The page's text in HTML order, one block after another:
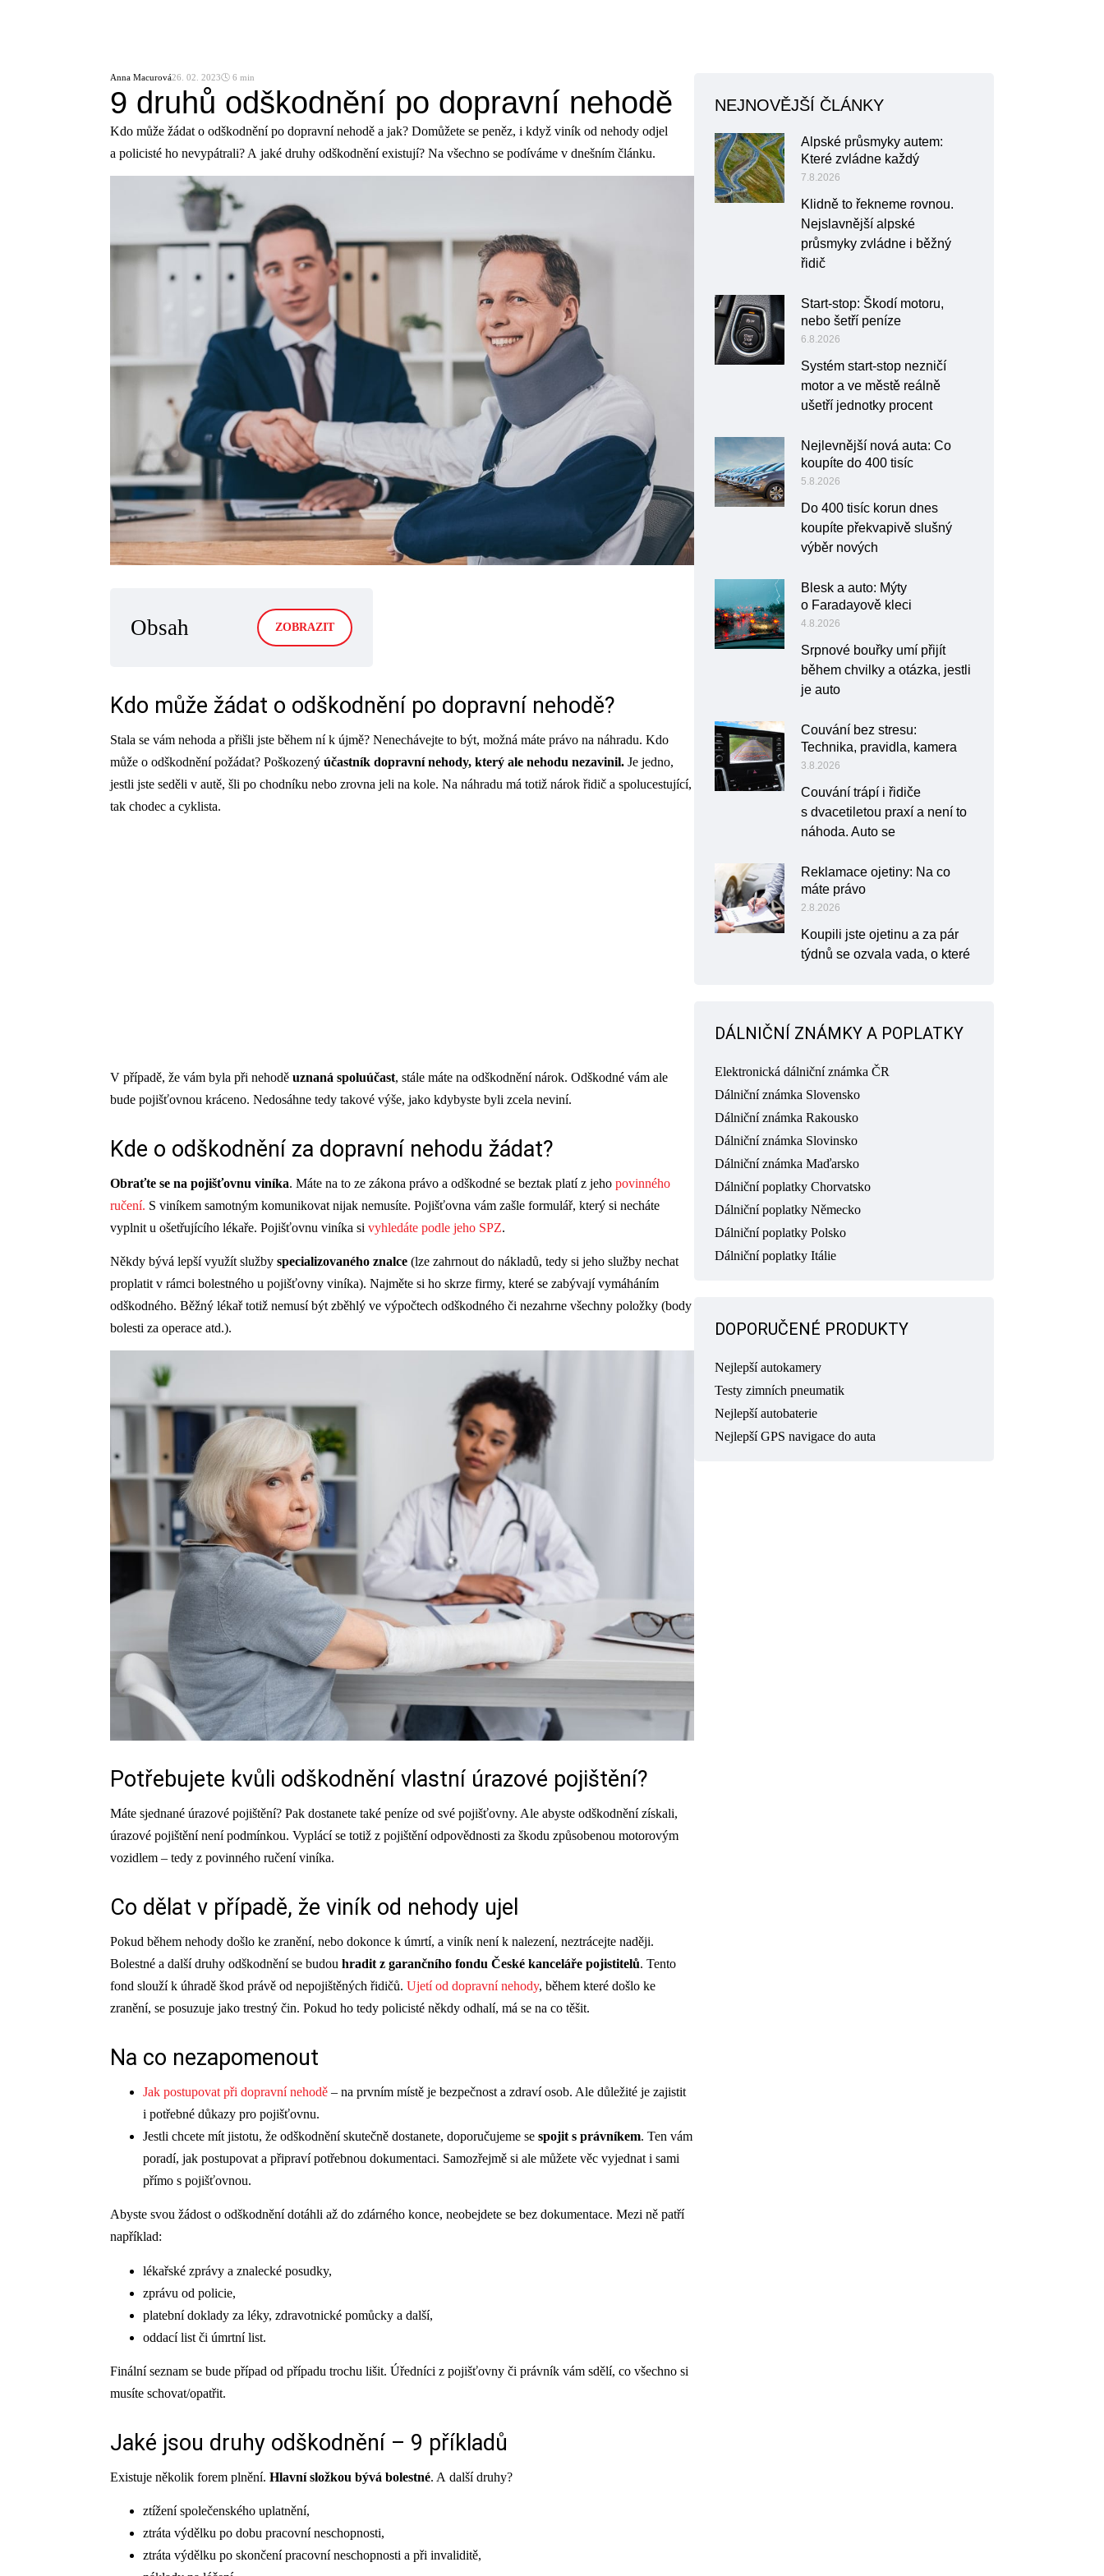
Anna Macurová26. 02. 2023🕓 6 min
9 druhů odškodnění po dopravní nehodě
Kdo může žádat o odškodnění po dopravní nehodě a jak? Domůžete se peněz, i když viník od nehody odjel
a policisté ho nevypátrali? A jaké druhy odškodnění existují? Na všechno se podíváme v dnešním článku.
Obsah ZOBRAZIT
Kdo může žádat o odškodnění po dopravní nehodě?
Stala se vám nehoda a přišli jste během ní k újmě? Nenechávejte to být, možná máte právo na náhradu. Kdo
může o odškodnění požádat? Poškozený účastník dopravní nehody, který ale nehodu nezavinil. Je jedno,
jestli jste seděli v autě, šli po chodníku nebo zrovna jeli na kole. Na náhradu má totiž nárok řidič a spolucestující,
tak chodec a cyklista.
V případě, že vám byla při nehodě uznaná spoluúčast, stále máte na odškodnění nárok. Odškodné vám ale
bude pojišťovnou kráceno. Nedosáhne tedy takové výše, jako kdybyste byli zcela neviní.
Kde o odškodnění za dopravní nehodu žádat?
Obraťte se na pojišťovnu viníka. Máte na to ze zákona právo a odškodné se beztak platí z jeho povinného
ručení. S viníkem samotným komunikovat nijak nemusíte. Pojišťovna vám zašle formulář, který si necháte
vyplnit u ošetřujícího lékaře. Pojišťovnu viníka si vyhledáte podle jeho SPZ.
Někdy bývá lepší využít služby specializovaného znalce (lze zahrnout do nákladů, tedy si jeho služby nechat
proplatit v rámci bolestného u pojišťovny viníka). Najměte si ho skrze firmy, které se zabývají vymáháním
odškodného. Běžný lékař totiž nemusí být zběhlý ve výpočtech odškodného či nezahrne všechny položky (body
bolesti za operace atd.).
Potřebujete kvůli odškodnění vlastní úrazové pojištění?
Máte sjednané úrazové pojištění? Pak dostanete také peníze od své pojišťovny. Ale abyste odškodnění získali,
úrazové pojištění není podmínkou. Vyplácí se totiž z pojištění odpovědnosti za škodu způsobenou motorovým
vozidlem – tedy z povinného ručení viníka.
Co dělat v případě, že viník od nehody ujel
Pokud během nehody došlo ke zranění, nebo dokonce k úmrtí, a viník není k nalezení, neztrácejte naději.
Bolestné a další druhy odškodnění se budou hradit z garančního fondu České kanceláře pojistitelů. Tento
fond slouží k úhradě škod právě od nepojištěných řidičů. Ujetí od dopravní nehody, během které došlo ke
zranění, se posuzuje jako trestný čin. Pokud ho tedy policisté někdy odhalí, má se na co těšit.
Na co nezapomenout
Jak postupovat při dopravní nehodě – na prvním místě je bezpečnost a zdraví osob. Ale důležité je zajistit
i potřebné důkazy pro pojišťovnu.
Jestli chcete mít jistotu, že odškodnění skutečně dostanete, doporučujeme se spojit s právníkem. Ten vám
poradí, jak postupovat a připraví potřebnou dokumentaci. Samozřejmě si ale můžete věc vyjednat i sami
přímo s pojišťovnou.
Abyste svou žádost o odškodnění dotáhli až do zdárného konce, neobejdete se bez dokumentace. Mezi ně patří
například:
lékařské zprávy a znalecké posudky,
zprávu od policie,
platební doklady za léky, zdravotnické pomůcky a další,
oddací list či úmrtní list.
Finální seznam se bude případ od případu trochu lišit. Úředníci z pojišťovny či právník vám sdělí, co všechno si
musíte schovat/opatřit.
Jaké jsou druhy odškodnění – 9 příkladů
Existuje několik forem plnění. Hlavní složkou bývá bolestné. A další druhy?
ztížení společenského uplatnění,
ztráta výdělku po dobu pracovní neschopnosti,
ztráta výdělku po skončení pracovní neschopnosti a při invaliditě,
NEJNOVĚJŠÍ ČLÁNKY
Alpské průsmyky autem:
Které zvládne každý
7.8.2026
Klidně to řekneme rovnou.
Nejslavnější alpské
průsmyky zvládne i běžný
řidič
Start-stop: Škodí motoru,
nebo šetří peníze
6.8.2026
Systém start-stop nezničí
motor a ve městě reálně
ušetří jednotky procent
Nejlevnější nová auta: Co
koupíte do 400 tisíc
5.8.2026
Do 400 tisíc korun dnes
koupíte překvapivě slušný
výběr nových
Blesk a auto: Mýty
o Faradayově kleci
4.8.2026
Srpnové bouřky umí přijít
během chvilky a otázka, jestli
je auto
Couvání bez stresu:
Technika, pravidla, kamera
3.8.2026
Couvání trápí i řidiče
s dvacetiletou praxí a není to
náhoda. Auto se
Reklamace ojetiny: Na co
máte právo
2.8.2026
Koupili jste ojetinu a za pár
týdnů se ozvala vada, o které
DÁLNIČNÍ ZNÁMKY A POPLATKY
Elektronická dálniční známka ČR
Dálniční známka Slovensko
Dálniční známka Rakousko
Dálniční známka Slovinsko
Dálniční známka Maďarsko
Dálniční poplatky Chorvatsko
Dálniční poplatky Německo
Dálniční poplatky Polsko
Dálniční poplatky Itálie
DOPORUČENÉ PRODUKTY
Nejlepší autokamery
Testy zimních pneumatik
Nejlepší autobaterie
Nejlepší GPS navigace do auta